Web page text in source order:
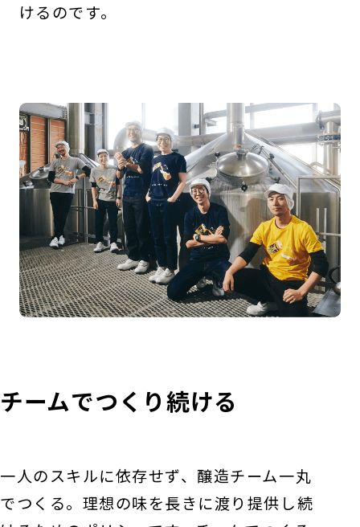
けるのです。
チームでつくり続ける
一人のスキルに依存せず、醸造チーム一丸
でつくる。理想の味を長きに渡り提供し続